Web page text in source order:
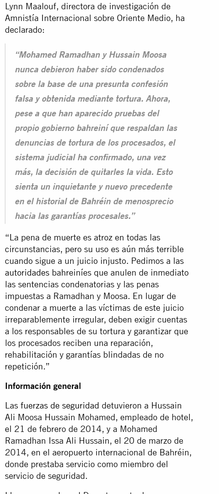
Lynn Maalouf, directora de investigación de
Amnistía Internacional sobre Oriente Medio, ha
declarado:
“Mohamed Ramadhan y Hussain Moosa
nunca debieron haber sido condenados
sobre la base de una presunta confesión
falsa y obtenida mediante tortura. Ahora,
pese a que han aparecido pruebas del
propio gobierno bahreiní que respaldan las
denuncias de tortura de los procesados, el
sistema judicial ha confirmado, una vez
más, la decisión de quitarles la vida. Esto
sienta un inquietante y nuevo precedente
en el historial de Bahréin de menosprecio
hacia las garantías procesales.”
“La pena de muerte es atroz en todas las
circunstancias, pero su uso es aún más terrible
cuando sigue a un juicio injusto. Pedimos a las
autoridades bahreiníes que anulen de inmediato
las sentencias condenatorias y las penas
impuestas a Ramadhan y Moosa. En lugar de
condenar a muerte a las víctimas de este juicio
irreparablemente irregular, deben exigir cuentas
a los responsables de su tortura y garantizar que
los procesados reciben una reparación,
rehabilitación y garantías blindadas de no
repetición.”
Información general
Las fuerzas de seguridad detuvieron a Hussain
Ali Moosa Hussain Mohamed, empleado de hotel,
el 21 de febrero de 2014, y a Mohamed
Ramadhan Issa Ali Hussain, el 20 de marzo de
2014, en el aeropuerto internacional de Bahréin,
donde prestaba servicio como miembro del
servicio de seguridad.